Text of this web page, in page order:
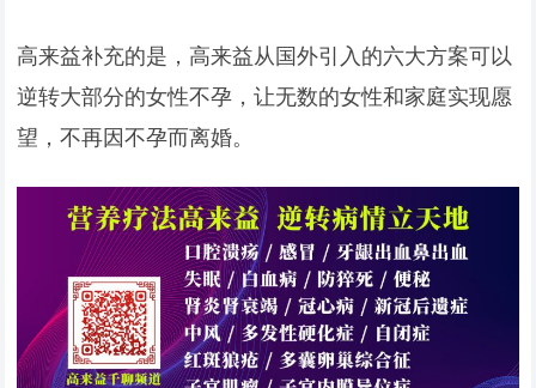
高来益补充的是，高来益从国外引入的六大方案可以
逆转大部分的女性不孕，让无数的女性和家庭实现愿
望，不再因不孕而离婚。